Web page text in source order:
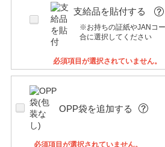
支給品を貼付する
※お持ちの証紙やJANコ
合に選択してください
必須項目が選択されていません。
OPP袋を追加する
必須項目が選択されていません。